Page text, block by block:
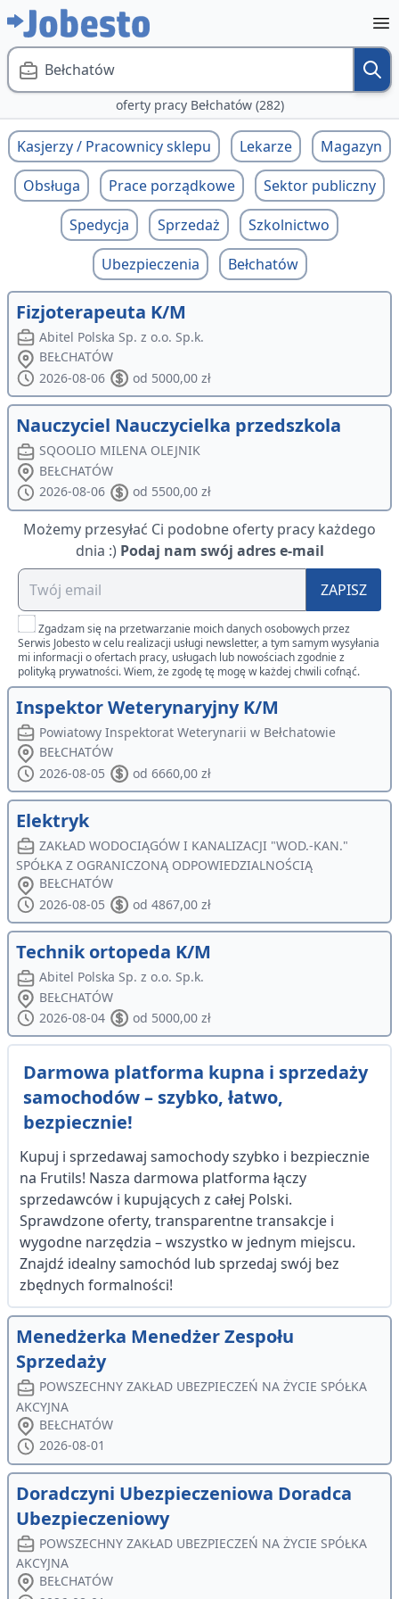
Bełchatów
oferty pracy Bełchatów (282)
Kasjerzy / Pracownicy sklepu Lekarze
Magazyn
Obsługa
Prace porządkowe
Sektor publiczny
Spedycja
Sprzedaż
Szkolnictwo
Ubezpieczenia
Bełchatów
Fizjoterapeuta K/M
Abitel Polska Sp. z o.o. Sp.k.
BEŁCHATÓW
2026-08-06
od 5000,00 zł
Nauczyciel Nauczycielka przedszkola
SQOOLIO MILENA OLEJNIK
BEŁCHATÓW
2026-08-06
od 5500,00 zł
Możemy przesyłać Ci podobne oferty pracy każdego
dnia :) Podaj nam swój adres e-mail
ZAPISZ
Zgadzam się na przetwarzanie moich danych osobowych przez
Serwis Jobesto w celu realizacji usługi newsletter, a tym samym wysyłania
mi informacji o ofertach pracy, usługach lub nowościach zgodnie z
polityką prywatności. Wiem, że zgodę tę mogę w każdej chwili cofnąć.
Inspektor Weterynaryjny K/M
Powiatowy Inspektorat Weterynarii w Bełchatowie
BEŁCHATÓW
2026-08-05
od 6660,00 zł
Elektryk
ZAKŁAD WODOCIĄGÓW I KANALIZACJI "WOD.-KAN."
SPÓŁKA Z OGRANICZONĄ ODPOWIEDZIALNOŚCIĄ
BEŁCHATÓW
2026-08-05
od 4867,00 zł
Technik ortopeda K/M
Abitel Polska Sp. z o.o. Sp.k.
BEŁCHATÓW
2026-08-04
od 5000,00 zł
Darmowa platforma kupna i sprzedaży
samochodów – szybko, łatwo,
bezpiecznie!
Kupuj i sprzedawaj samochody szybko i bezpiecznie
na Frutils! Nasza darmowa platforma łączy
sprzedawców i kupujących z całej Polski.
Sprawdzone oferty, transparentne transakcje i
wygodne narzędzia – wszystko w jednym miejscu.
Znajdź idealny samochód lub sprzedaj swój bez
zbędnych formalności!
Menedżerka Menedżer Zespołu
Sprzedaży
POWSZECHNY ZAKŁAD UBEZPIECZEŃ NA ŻYCIE SPÓŁKA
AKCYJNA
BEŁCHATÓW
2026-08-01
Doradczyni Ubezpieczeniowa Doradca
Ubezpieczeniowy
POWSZECHNY ZAKŁAD UBEZPIECZEŃ NA ŻYCIE SPÓŁKA
AKCYJNA
BEŁCHATÓW